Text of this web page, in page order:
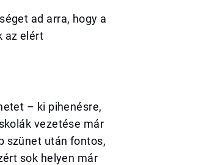
ad arra, hogy a
az elért
– ki pihenésre,
vezetése már
szünet után fontos,
sok helyen már